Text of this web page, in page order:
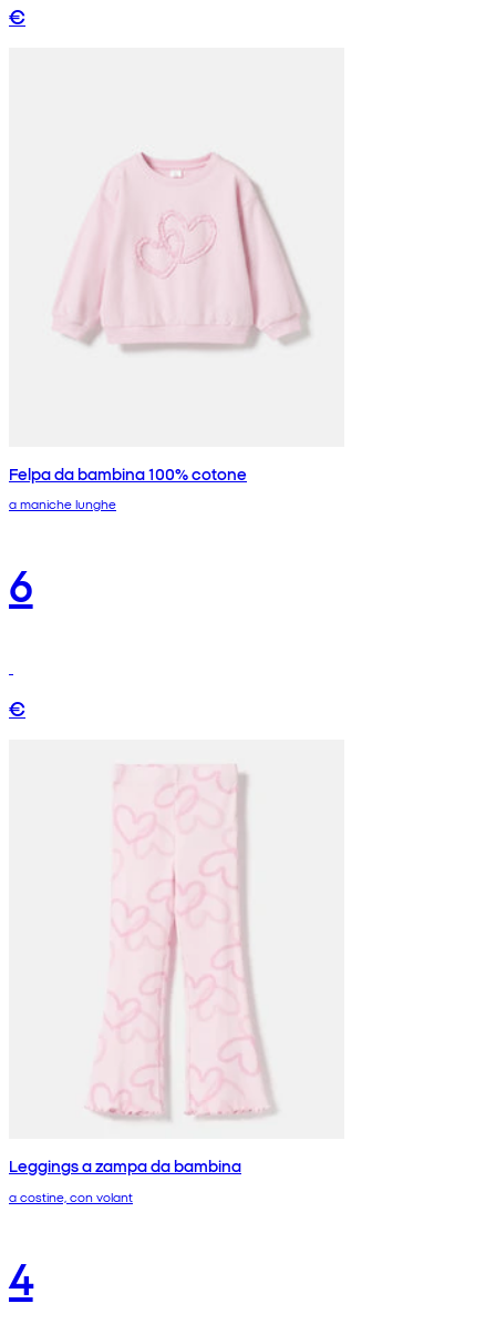
€
Felpa da bambina 100% cotone
a maniche lunghe
6
€
Leggings a zampa da bambina
a costine, con volant
4